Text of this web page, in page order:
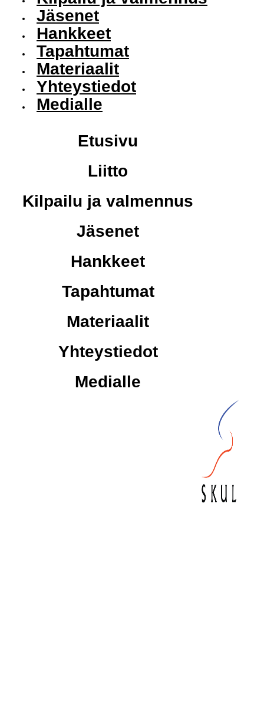
Jäsenet
Hankkeet
Tapahtumat
Materiaalit
Yhteystiedot
Medialle
Etusivu
Liitto
Kilpailu ja valmennus
Jäsenet
Hankkeet
Tapahtumat
Materiaalit
Yhteystiedot
Medialle